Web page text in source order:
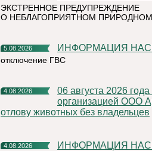
ЭКСТРЕННОЕ ПРЕДУПРЕЖДЕНИЕ
О НЕБЛАГОПРИЯТНОМ
5.08.2026 ИНФОРМАЦИЯ
отключение ГВС
4.08.2026
06 августа 2026 года на территории Княжпогостского района,
организацией ООО
отлову животных без владельцев
4.08.2026 ИНФОРМАЦИЯ